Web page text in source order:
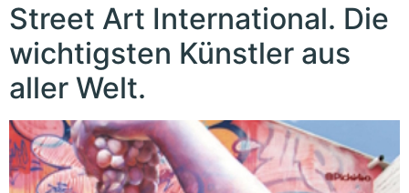
Street Art International. Die
wichtigsten Künstler aus
aller Welt.